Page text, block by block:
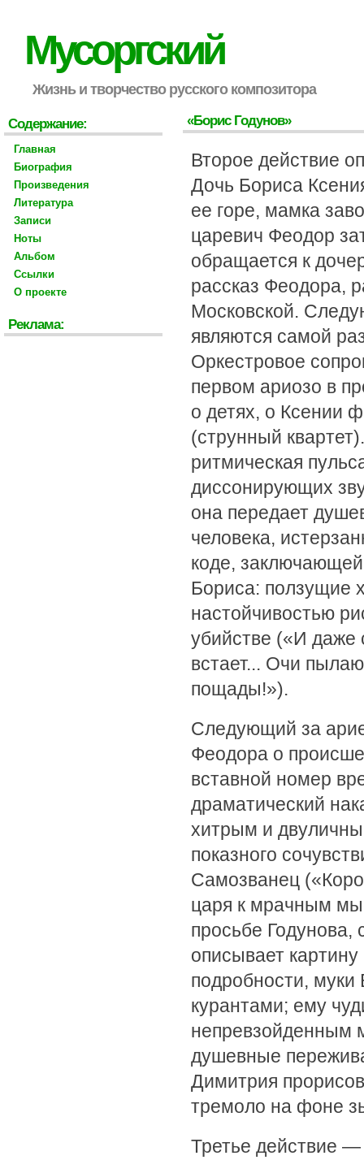
Мусоргский
Жизнь и творчество русского композитора
«Борис Годунов»
Второе действие
Дочь Бориса
ее горе, мамка
царевич Феодор
обращается к
рассказ Феодора,
Московской.
являются самой
Оркестровое
первом ариозо в
о детях, о Ксении
(струнный
ритмическая
диссонирующих
она передает
человека,
коде,
Бориса: ползущие
настойчивостью
убийстве («И даже
встает... Очи
пощады!»).
Следующий за
Феодора о
вставной номер
драматический
хитрым и
показного
Самозванец
царя к мрачным
просьбе Годунова,
описывает
подробности, муки
курантами; ему
непревзойденным
душевные
Димитрия
тремоло на фоне
Третье действие
Содержание:
Главная
Биография
Произведения
Литература
Записи
Ноты
Альбом
Ссылки
О проекте
Реклама: